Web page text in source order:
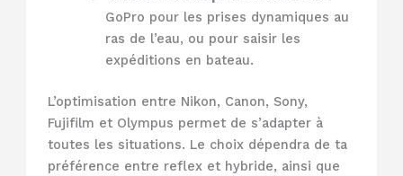
GoPro pour les prises dynamiques au
ras de l’eau, ou pour saisir les
expéditions en bateau.
L’optimisation entre Nikon, Canon, Sony,
Fujifilm et Olympus permet de s’adapter à
toutes les situations. Le choix dépendra de ta
préférence entre reflex et hybride, ainsi que